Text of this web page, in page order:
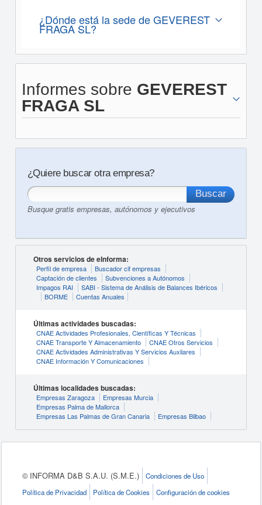
¿Dónde está la sede de GEVEREST
FRAGA SL?
Informes sobre GEVEREST
FRAGA SL
¿Quiere buscar otra empresa?
Busque gratis empresas, autónomos y ejecutivos
Otros servicios de eInforma:
Perfil de empresa
Buscador cif empresas
Captación de clientes
Subvenciones a Autónomos
Impagos RAI
SABI - Sistema de Análisis de Balances Ibéricos
BORME
Cuentas Anuales
Últimas actividades buscadas:
CNAE Actividades Profesionales, Científicas Y Técnicas
CNAE Transporte Y Almacenamiento
CNAE Otros Servicios
CNAE Actividades Administrativas Y Servicios Auxliares
CNAE Información Y Comunicaciones
Últimas localidades buscadas:
Empresas Zaragoza
Empresas Murcia
Empresas Palma de Mallorca
Empresas Las Palmas de Gran Canaria
Empresas Bilbao
© INFORMA D&B S.A.U. (S.M.E.)
Condiciones de Uso
Política de Privacidad
Política de Cookies Configuración de cookies